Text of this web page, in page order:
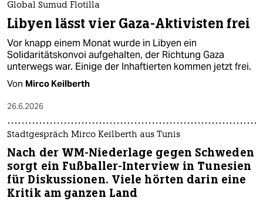
Global Sumud Flotilla
Libyen lässt vier Gaza-Aktivisten frei
Vor knapp einem Monat wurde in Libyen ein
Solidaritätskonvoi aufgehalten, der Richtung Gaza
unterwegs war. Einige der Inhaftierten kommen jetzt frei.
Von Mirco Keilberth
26.6.2026
Stadtgespräch Mirco Keilberth aus Tunis
Nach der WM-Niederlage gegen Schweden
sorgt ein Fußballer-Interview in Tunesien
für Diskussionen. Viele hörten darin eine
Kritik am ganzen Land